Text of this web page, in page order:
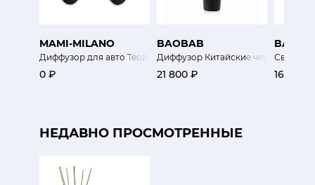
MAMI-MILANO
Диффузор для авто Теодоро матовый черный
0 ₽
BAOBAB
Диффузор Китайские чернила 500
21 800 ₽
Свеча
16 200 ₽
НЕДАВНО ПРОСМОТРЕННЫЕ